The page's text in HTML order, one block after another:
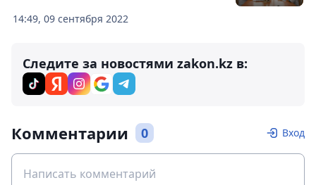
14:49, 09 сентября 2022
Следите за новостями zakon.kz в:
Комментарии 0 Вход